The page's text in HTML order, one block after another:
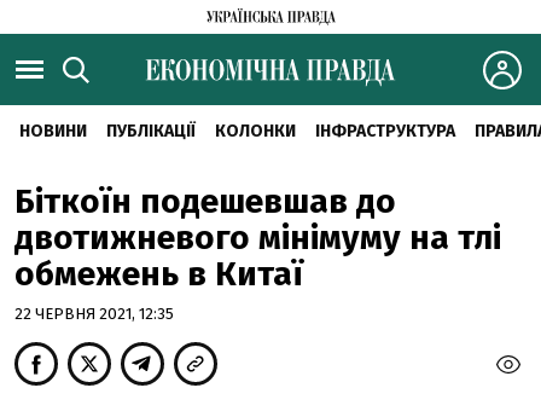
НОВИНИ ПУБЛІКАЦІЇ КОЛОНКИ ІНФРАСТРУКТУРА
Біткоїн подешевшав до
двотижневого мінімуму на тлі
обмежень в Китаї
22 ЧЕРВНЯ 2021, 12:35